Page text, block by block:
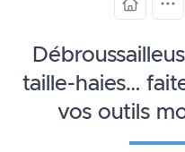
débroussailleuses, tronçonneuses,
taille-haies…
vos outils